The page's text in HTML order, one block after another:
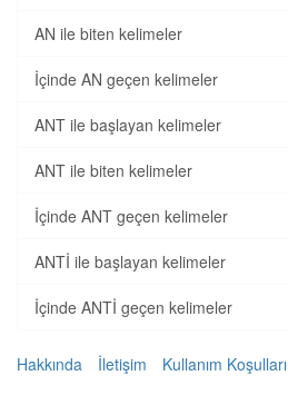
AN ile biten kelimeler
İçinde AN geçen kelimeler
ANT ile başlayan kelimeler
ANT ile biten kelimeler
İçinde ANT geçen kelimeler
ANTİ ile başlayan kelimeler
İçinde ANTİ geçen kelimeler
Hakkında İletişim Kullanım Koşulları